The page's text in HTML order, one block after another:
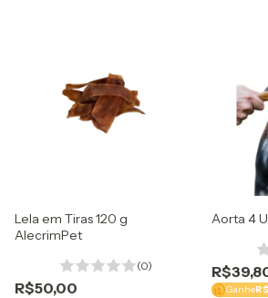
Lela em Tiras 120 g
AlecrimPet
(0)
R$50,00
Aorta 4
Ganhe